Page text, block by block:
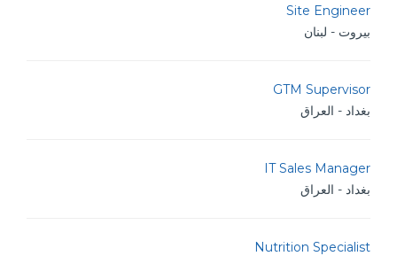
Site Engineer
بيروت - لبنان
GTM Supervisor
بغداد - العراق
IT Sales Manager
بغداد - العراق
Nutrition Specialist